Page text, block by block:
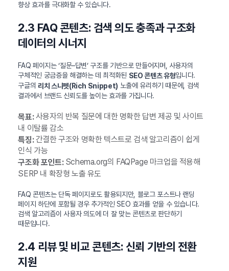
향상 효과를 극대화할 수 있습니다.
2.3 FAQ 콘텐츠: 검색 의도 충족과 구조화
데이터의 시너지
FAQ 페이지는 ‘질문–답변’ 구조를 기반으로 만들어지며, 사용자의
구체적인 궁금증을 해결하는 데 최적화된 SEO 콘텐츠 유형입니다.
구글의 리치 스니펫(Rich Snippet) 노출에 유리하기 때문에, 검색
결과에서 브랜드 신뢰도를 높이는 효과를 가집니다.
목표:사용자의 반복 질문에 대한 명확한 답변 제공 및 사이트
내 이탈률 감소
특징:간결한 구조와 명확한 텍스트로 검색 알고리즘이 쉽게
인식 가능
구조화 포인트:Schema.org의 FAQPage 마크업을 적용해
SERP 내 확장형 노출 유도
FAQ 콘텐츠는 단독 페이지로도 활용되지만, 블로그 포스트나 랜딩
페이지 하단에 포함될 경우 추가적인 SEO 효과를 얻을 수 있습니다.
검색 알고리즘이 사용자 의도에 더 잘 맞는 콘텐츠로 판단하기
때문입니다.
2.4 리뷰 및 비교 콘텐츠: 신뢰 기반의 전환
지원